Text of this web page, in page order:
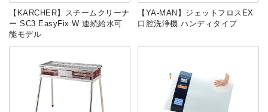
【KARCHER】スチームクリーナ
ー SC3 EasyFix W 連続給水可
能モデル
【YA-MAN】ジェットフロスEX
口腔洗浄機 ハンディタイプ